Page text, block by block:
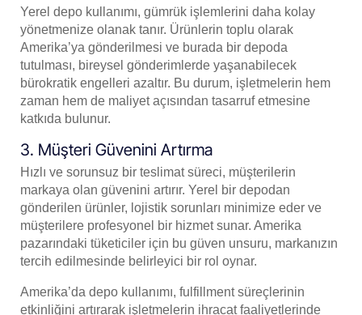
Yerel depo kullanımı, gümrük işlemlerini daha kolay
yönetmenize olanak tanır. Ürünlerin toplu olarak
Amerika’ya gönderilmesi ve burada bir depoda
tutulması, bireysel gönderimlerde yaşanabilecek
bürokratik engelleri azaltır. Bu durum, işletmelerin hem
zaman hem de maliyet açısından tasarruf etmesine
katkıda bulunur.
3. Müşteri Güvenini Artırma
Hızlı ve sorunsuz bir teslimat süreci, müşterilerin
markaya olan güvenini artırır. Yerel bir depodan
gönderilen ürünler, lojistik sorunları minimize eder ve
müşterilere profesyonel bir hizmet sunar. Amerika
pazarındaki tüketiciler için bu güven unsuru, markanızın
tercih edilmesinde belirleyici bir rol oynar.
Amerika’da depo kullanımı, fulfillment süreçlerinin
etkinliğini artırarak işletmelerin ihracat faaliyetlerinde